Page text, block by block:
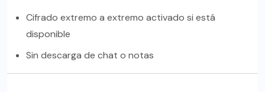
Cifrado extremo a extremo activado si está
disponible
Sin descarga de chat o notas